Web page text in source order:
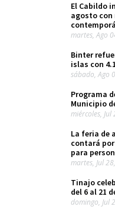
El Cabildo
agosto con
martes, Ago
Binter
islas con
sábado, Ago
Programa
Municipio
miércoles, Jul
La feria de
contará
para
martes, Jul
Tinajo
del 6 al 21
domingo, Jul